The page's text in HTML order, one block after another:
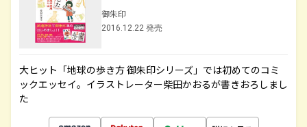
御朱印
2016.12.22 発売
大ヒット「地球の歩き方 御朱印シリーズ」では初めてのコミ
ックエッセイ。イラストレーター柴田かおるが書きおろしまし
た